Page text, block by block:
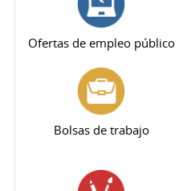
Ofertas de empleo público
Bolsas de trabajo